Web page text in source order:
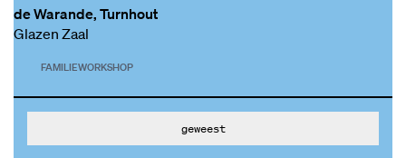
de Warande, Turnhout
Glazen Zaal
FAMILIEWORKSHOP
geweest